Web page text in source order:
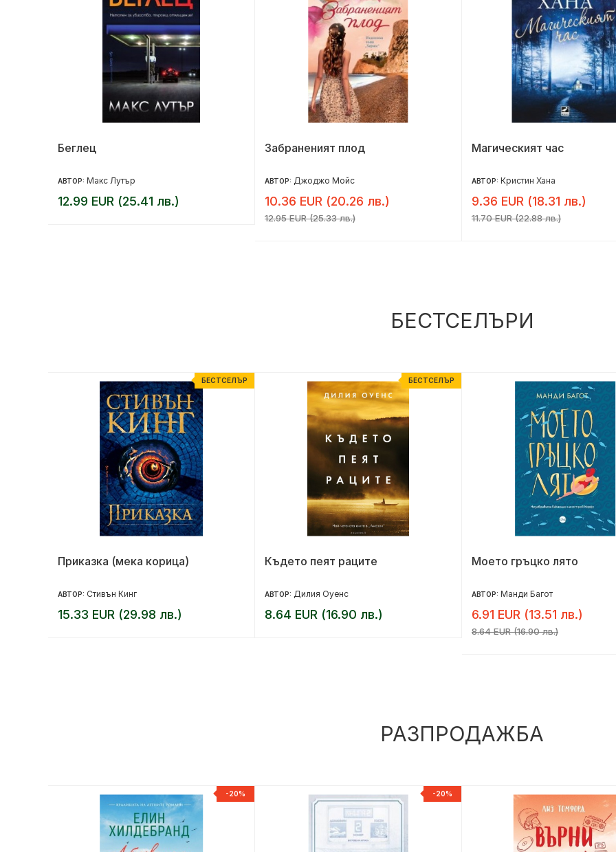
Беглец
АВТОР: Макс Лутър
12.99 EUR (25.41 лв.)
Забраненият плод
АВТОР: Джоджо Мойс
10.36 EUR (20.26 лв.)
12.95 EUR (25.33 лв.)
Магическият час
АВТОР: Кристин Хана
9.36 EUR (18.31 лв.)
11.70 EUR (22.88 лв.)
БЕСТСЕЛЪРИ
БЕСТСЕЛЪР
Приказка (мека корица)
АВТОР: Стивън Кинг
15.33 EUR (29.98 лв.)
БЕСТСЕЛЪР
Където пеят раците
АВТОР: Дилия Оуенс
8.64 EUR (16.90 лв.)
Моето гръцко лято
АВТОР: Манди Багот
6.91 EUR (13.51 лв.)
8.64 EUR (16.90 лв.)
РАЗПРОДАЖБА
-20% -20%